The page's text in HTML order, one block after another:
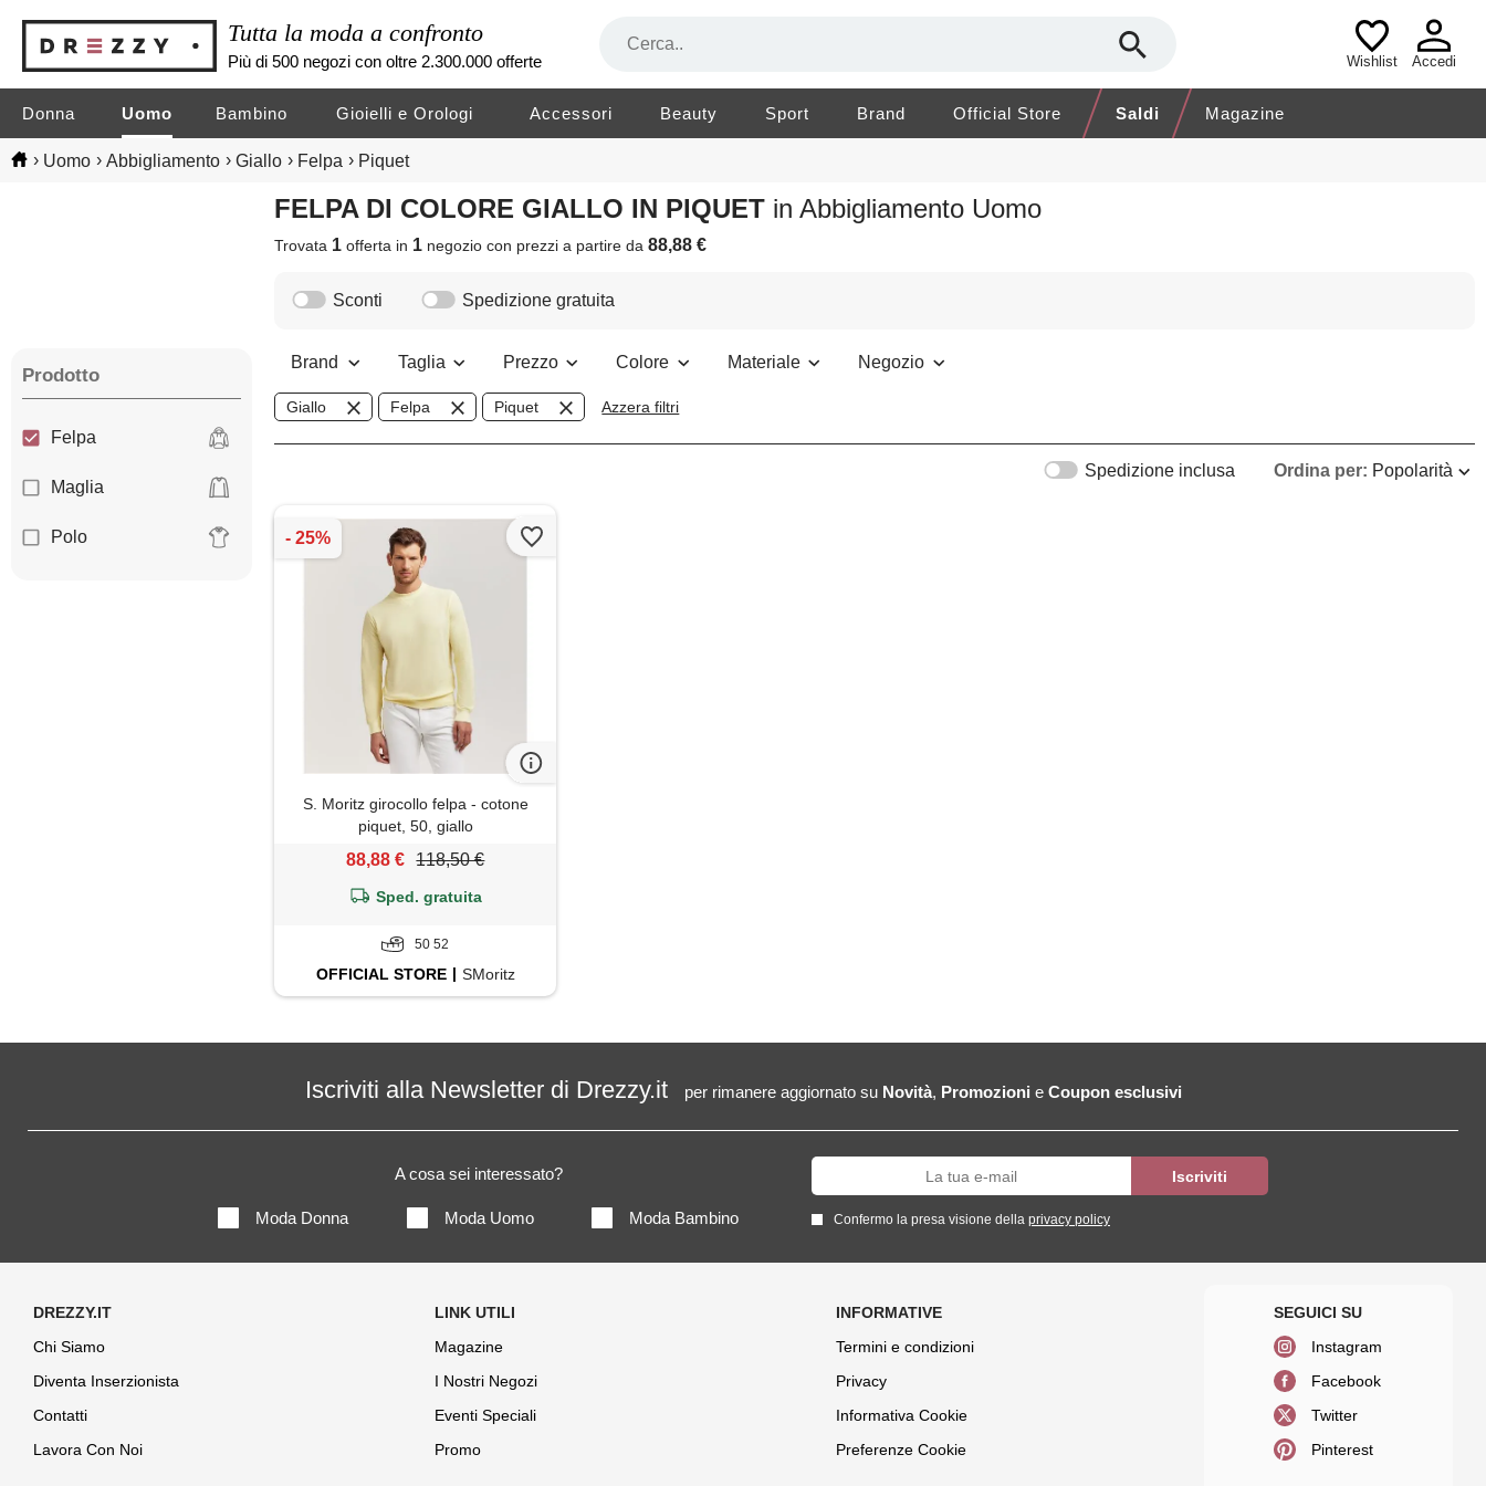
Tutta la moda a confronto
Più di 500 negozi con oltre 2.300.000 offerte Wishlist Accedi
Donna Uomo Bambino Gioielli e Orologi Accessori Beauty Sport Brand Official Store Saldi Magazine
› Uomo › Abbigliamento › Giallo › Felpa › Piquet
FELPA DI COLORE GIALLO IN PIQUET in Abbigliamento Uomo
Trovata 1 offerta in 1 negoziocon prezzi a partire da88,88 €
Prodotto
Felpa
Maglia
Polo
Sconti Spedizione gratuita
Brand Taglia Prezzo Colore Materiale Negozio
Giallo Felpa Piquet Azzera filtri
Ordina per: Popolarità
Spedizione inclusa
S. Moritz girocollo felpa - cotone
piquet, 50, giallo
88,88 € 118,50 €
Sped. gratuita
50 52
OFFICIALSTORE SMoritz
Iscriviti alla Newsletter di Drezzy.it per rimanere aggiornato su Novità, Promozioni e Coupon esclusivi
A cosa sei interessato?
Moda Donna Moda Uomo Moda Bambino Confermo la presa visione della privacy policy
Chi Siamo
Diventa Inserzionista
Contatti
Lavora Con Noi
Magazine
I Nostri Negozi
Eventi Speciali
Promo
Termini e condizioni
Privacy
Informativa Cookie
Preferenze Cookie
Instagram
Facebook
Twitter
Pinterest